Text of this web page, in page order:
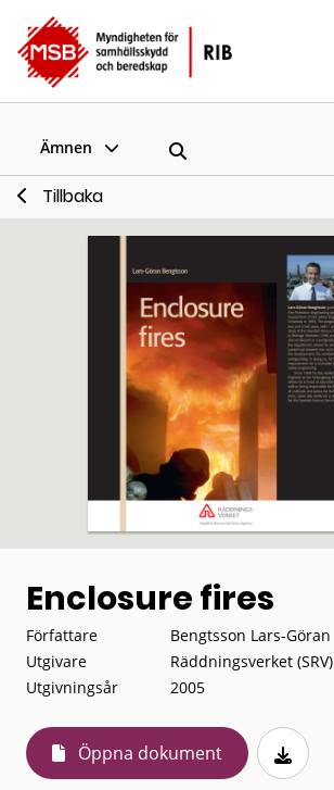
Ämnen
Tillbaka
Enclosure fires
Författare
Bengtsson Lars-Göran
Utgivare
Räddningsverket (SRV)
Utgivningsår
2005
Öppna dokument